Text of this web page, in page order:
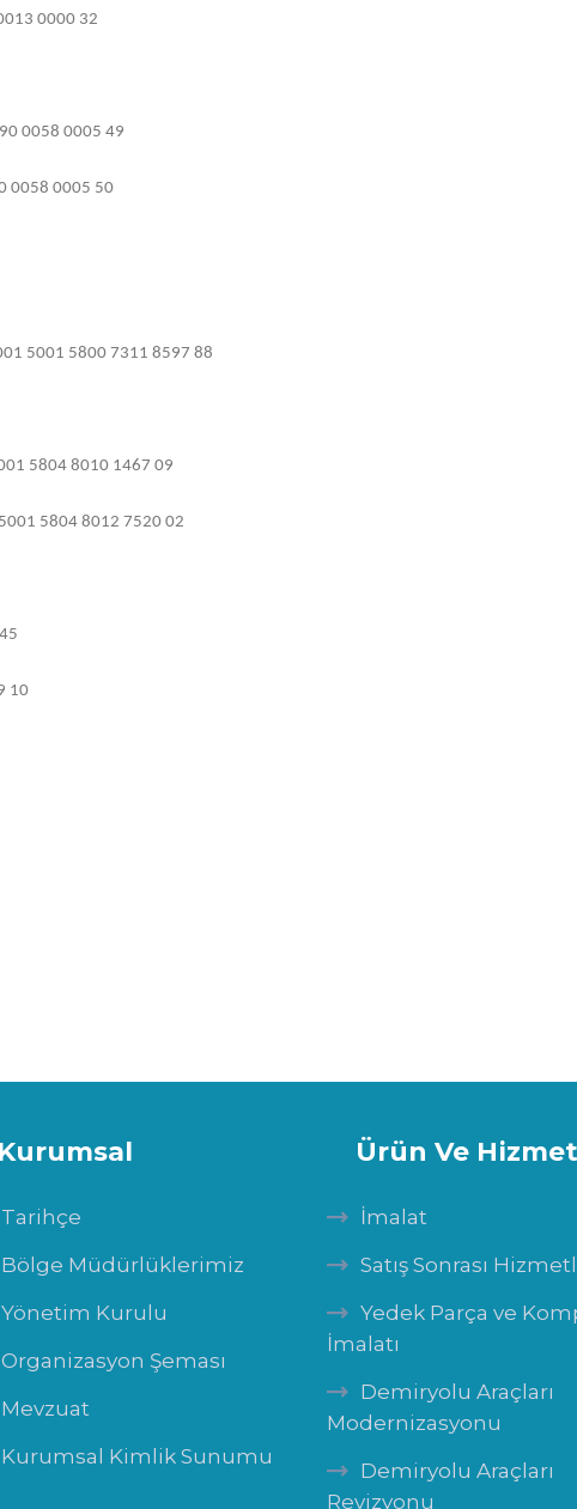
0000 32
0058 0005 49
0058 0005 50
5001 5800 7311 8597 88
5804 8010 1467 09
5001 5804 8012 7520 02
10
Kurumsal
Tarihçe
Bölge Müdürlüklerimiz
Yönetim Kurulu
Organizasyon Şeması
Mevzuat
Kurumsal Kimlik Sunumu
Ürün Ve
İmalat
Satış Sonrası
Yedek Parça ve
İmalatı
Demiryolu Araçları
Modernizasyonu
Demiryolu Araçları
Revizyonu